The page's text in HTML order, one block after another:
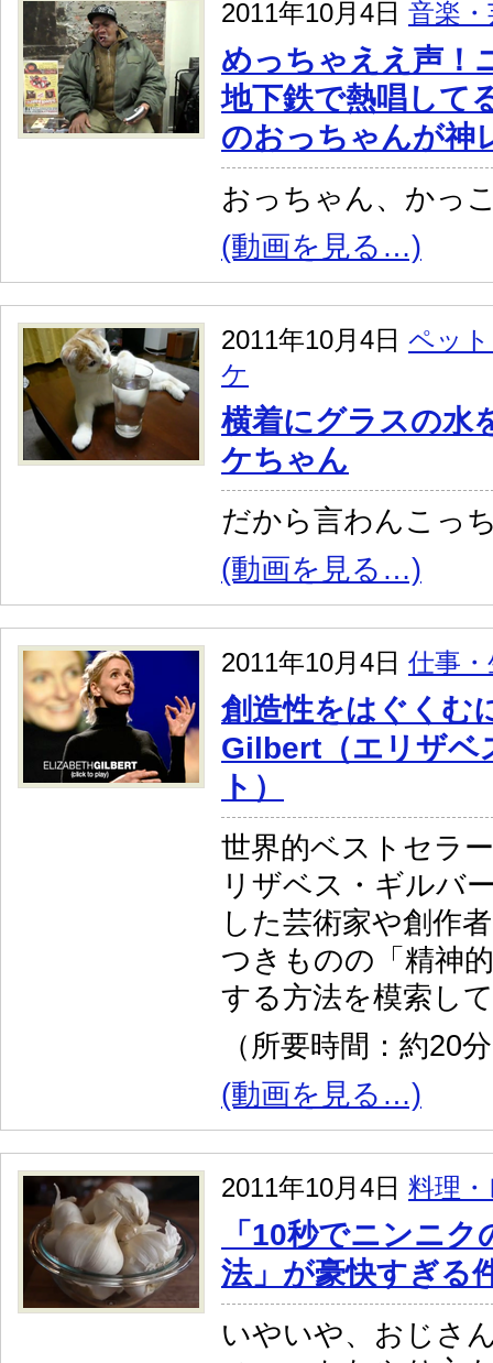
2011年10月4日 音楽
めっちゃええ声！
地下鉄で熱唱して
のおっちゃんが神
おっちゃん、かっ
(動画を見る…)
2011年10月4日 ペッ
ケ
横着にグラスの水
ケちゃん
だから言わんこっ
(動画を見る…)
2011年10月4日 仕事
創造性をはぐくむ
Gilbert（エリザベ
ト）
世界的ベストセラ
リザベス・ギルバ
した芸術家や創作
つきものの「精神
する方法を模索し
（所要時間：約20
(動画を見る…)
2011年10月4日 料理
「10秒でニンニ
法」が豪快すぎる
いやいや、おじさ